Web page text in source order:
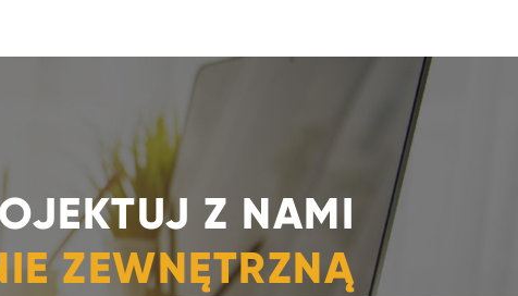
Z NAMI
ZEWNĘTRZNĄ